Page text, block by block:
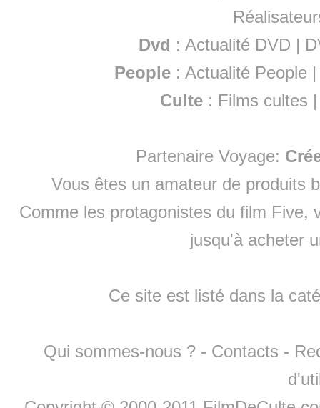
Dvd : Actualité DVD |
People :Actualité People
Culte : Films cultes
Partenaire Voyage:
Vous êtes un amateur de produits
Comme les protagonistes du film Five,
jusqu'à acheter
Ce site est listé dans la
Qui sommes-nous ? - Contacts -